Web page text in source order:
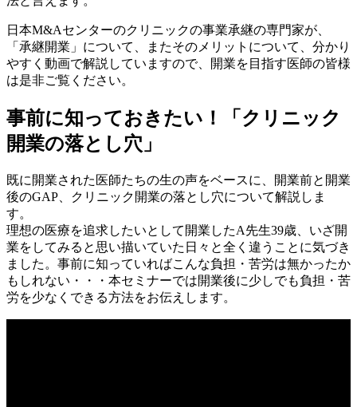
日本M&Aセンターのクリニックの事業承継の専門家が、
「承継開業」について、またそのメリットについて、分かり
やすく動画で解説していますので、開業を目指す医師の皆様
は是非ご覧ください。
事前に知っておきたい！「クリニック
開業の落とし穴」
既に開業された医師たちの生の声をベースに、開業前と開業
後のGAP、クリニック開業の落とし穴について解説しま
す。
理想の医療を追求したいとして開業したA先生39歳、いざ開
業をしてみると思い描いていた日々と全く違うことに気づき
ました。事前に知っていればこんな負担・苦労は無かったか
もしれない・・・本セミナーでは開業後に少しでも負担・苦
労を少なくできる方法をお伝えします。